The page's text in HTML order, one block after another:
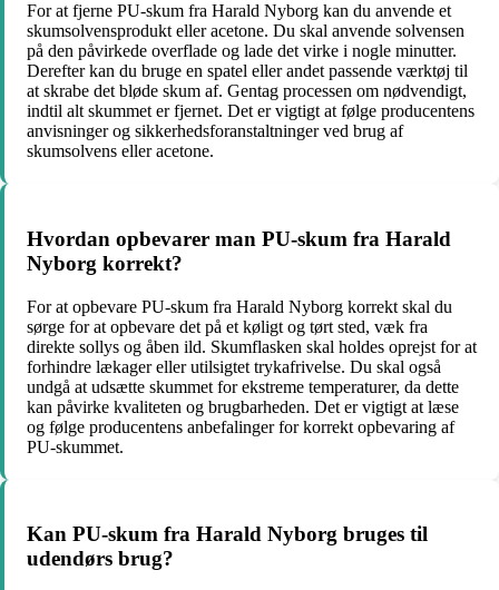
For at fjerne PU-skum fra Harald Nyborg kan du anvende et
skumsolvensprodukt eller acetone. Du skal anvende solvensen
på den påvirkede overflade og lade det virke i nogle minutter.
Derefter kan du bruge en spatel eller andet passende værktøj til
at skrabe det bløde skum af. Gentag processen om nødvendigt,
indtil alt skummet er fjernet. Det er vigtigt at følge producentens
anvisninger og sikkerhedsforanstaltninger ved brug af
skumsolvens eller acetone.
Hvordan opbevarer man PU-skum fra Harald
Nyborg korrekt?
For at opbevare PU-skum fra Harald Nyborg korrekt skal du
sørge for at opbevare det på et køligt og tørt sted, væk fra
direkte sollys og åben ild. Skumflasken skal holdes oprejst for at
forhindre lækager eller utilsigtet trykafrivelse. Du skal også
undgå at udsætte skummet for ekstreme temperaturer, da dette
kan påvirke kvaliteten og brugbarheden. Det er vigtigt at læse
og følge producentens anbefalinger for korrekt opbevaring af
PU-skummet.
Kan PU-skum fra Harald Nyborg bruges til
udendørs brug?